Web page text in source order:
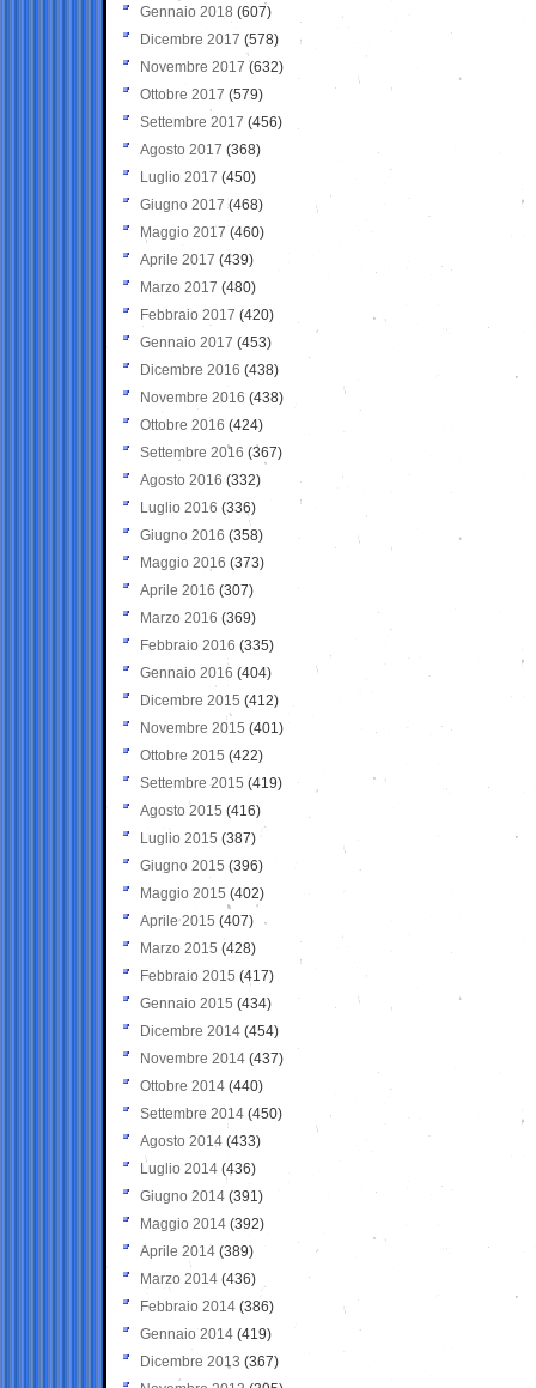
Gennaio 2018 (607)
Dicembre 2017 (578)
Novembre 2017 (632)
Ottobre 2017 (579)
Settembre 2017 (456)
Agosto 2017 (368)
Luglio 2017 (450)
Giugno 2017 (468)
Maggio 2017 (460)
Aprile 2017 (439)
Marzo 2017 (480)
Febbraio 2017 (420)
Gennaio 2017 (453)
Dicembre 2016 (438)
Novembre 2016 (438)
Ottobre 2016 (424)
Settembre 2016 (367)
Agosto 2016 (332)
Luglio 2016 (336)
Giugno 2016 (358)
Maggio 2016 (373)
Aprile 2016 (307)
Marzo 2016 (369)
Febbraio 2016 (335)
Gennaio 2016 (404)
Dicembre 2015 (412)
Novembre 2015 (401)
Ottobre 2015 (422)
Settembre 2015 (419)
Agosto 2015 (416)
Luglio 2015 (387)
Giugno 2015 (396)
Maggio 2015 (402)
Aprile 2015 (407)
Marzo 2015 (428)
Febbraio 2015 (417)
Gennaio 2015 (434)
Dicembre 2014 (454)
Novembre 2014 (437)
Ottobre 2014 (440)
Settembre 2014 (450)
Agosto 2014 (433)
Luglio 2014 (436)
Giugno 2014 (391)
Maggio 2014 (392)
Aprile 2014 (389)
Marzo 2014 (436)
Febbraio 2014 (386)
Gennaio 2014 (419)
Dicembre 2013 (367)